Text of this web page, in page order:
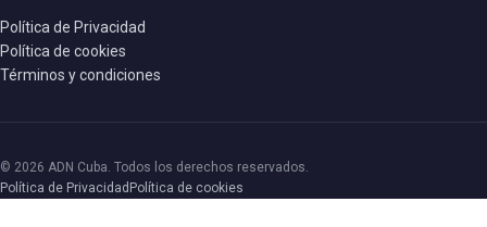
Política de Privacidad
Política de cookies
Términos y condiciones
© 2026 ADN Cuba. Todos los derechos reservados.
Política de Privacidad Política de cookies